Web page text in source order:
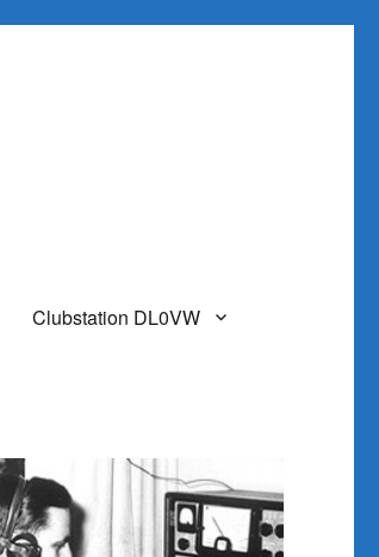
Clubstation DL0VW